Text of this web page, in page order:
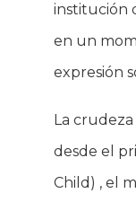
institución
en un
expresión
La
desde el
Child) , el